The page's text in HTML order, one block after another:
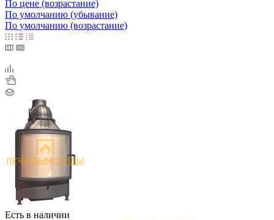
По цене (возрастание)
По умолчанию (убывание)
По умолчанию (возрастание)
Есть в наличии